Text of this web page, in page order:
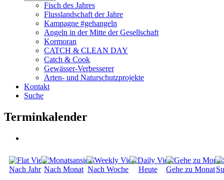
Fisch des Jahres
Flusslandschaft der Jahre
Kampagne #gehangeln
Angeln in der Mitte der Gesellschaft
Kormoran
CATCH & CLEAN DAY
Catch & Cook
Gewässer-Verbesserer
Arten- und Naturschutzprojekte
Kontakt
Suche
Terminkalender
Nach Jahr Nach Monat Nach Woche Heute Gehe zu Monat